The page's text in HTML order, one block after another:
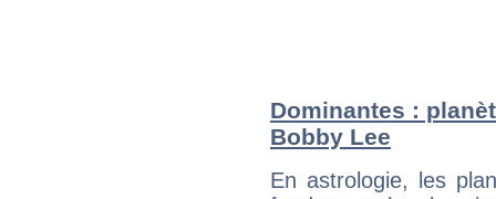
Dominantes :
Bobby Lee
En astrologie, les